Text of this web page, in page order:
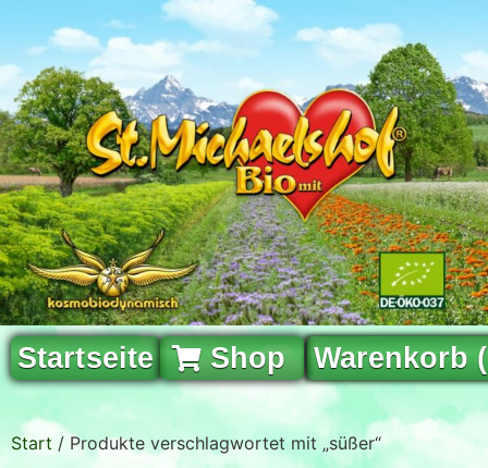
Startseite Shop Warenkorb
Start / Produkte verschlagwortet mit „süßer“